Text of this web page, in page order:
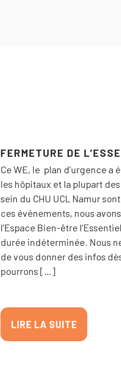
FERMETURE DE
Ce WE, le plan d’urgence a
les hôpitaux et la plupart
sein du CHU UCL Namur
ces événements, nous
l’Espace Bien-être
durée indéterminée. Nous
de vous donner des infos
pourrons […]
LIRE LA SUITE